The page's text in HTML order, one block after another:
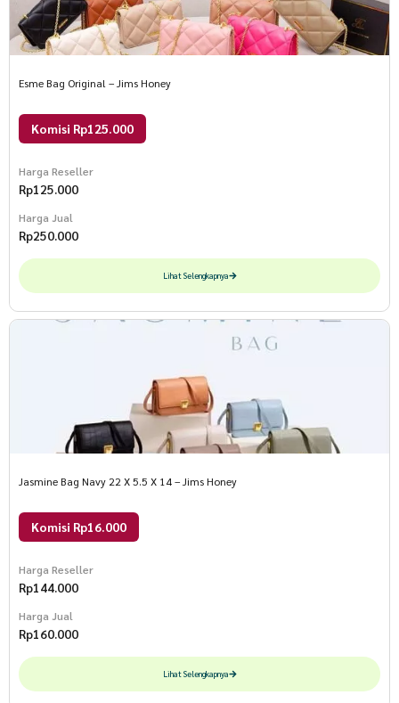
Esme Bag Original – Jims Honey
Komisi Rp125.000
Harga Reseller
Rp125.000
Harga Jual
Rp250.000
Lihat Selengkapnya
Jasmine Bag Navy 22 X 5.5 X 14 – Jims Honey
Komisi Rp16.000
Harga Reseller
Rp144.000
Harga Jual
Rp160.000
Lihat Selengkapnya